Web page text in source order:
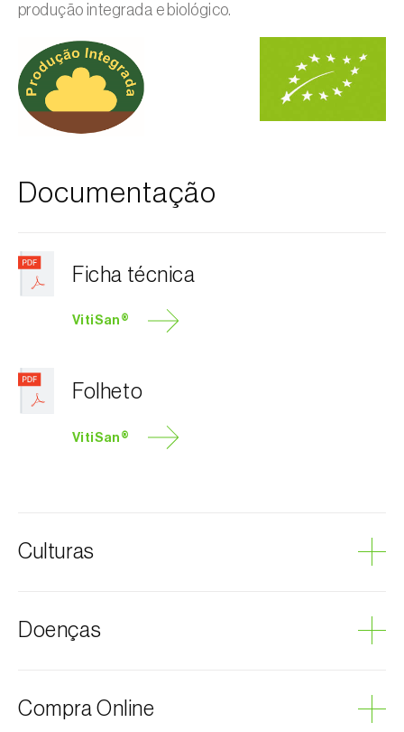
produção integrada e biológico.
Documentação
Ficha técnica
VitiSan®
Folheto
VitiSan®
Culturas
Courgette
Mirtilo
Doenças
Pedrado
Compra Online